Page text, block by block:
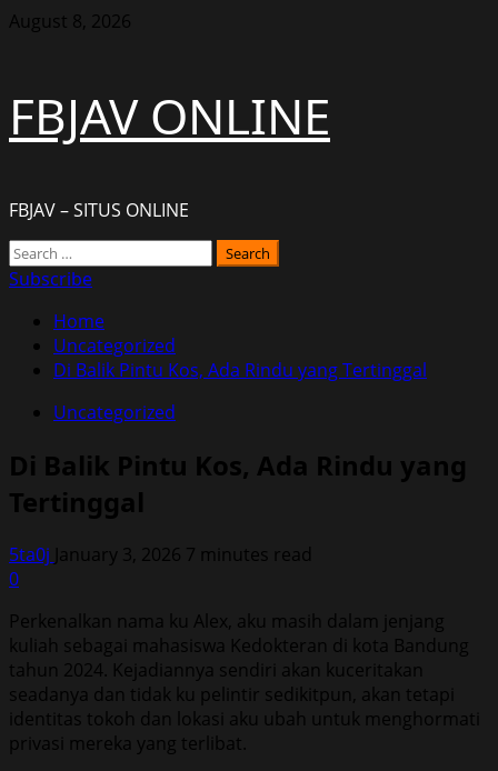
Skip
August 8, 2026
FBJAV ONLINE
FBJAV – SITUS ONLINE
Primary
Menu
Search
for:
Subscribe
Home
Uncategorized
Di Balik Pintu Kos, Ada Rindu yang Tertinggal
Uncategorized
Di Balik Pintu Kos, Ada Rindu yang
Tertinggal
5ta0j January 3, 2026 7 minutes read
0
Perkenalkan nama ku Alex, aku masih dalam jenjang
kuliah sebagai mahasiswa Kedokteran di kota Bandung
tahun 2024. Kejadiannya sendiri akan kuceritakan
seadanya dan tidak ku pelintir sedikitpun, akan tetapi
identitas tokoh dan lokasi aku ubah untuk menghormati
privasi mereka yang terlibat.